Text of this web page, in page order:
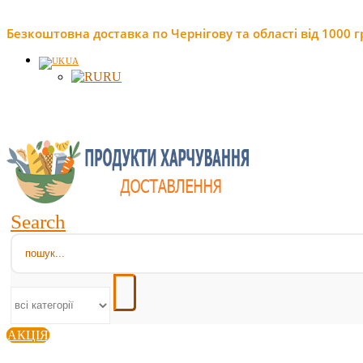
Безкоштовна доставка по Чернігову та області від 1000
UA
RU
Search
АКЦІЯ